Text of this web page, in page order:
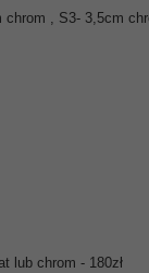
, S3- 3,5cm
lub chrom - 180zł